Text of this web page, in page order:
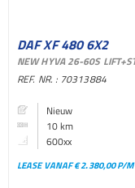
DAF XF 480 6X2
CONTAINERSYSTEEM
BAKWAGEN
REF. NR. : 70313884
Nieuw
10 km
600xx
LEASE VANAF € 2.380,00 P/M